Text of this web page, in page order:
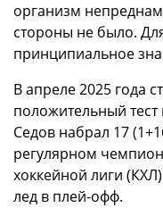
организм
стороны не было.
принципиальное
В апреле 2025 года
положительный
Седов набрал 17
регулярном
хоккейной лиги
лед в плей-офф.